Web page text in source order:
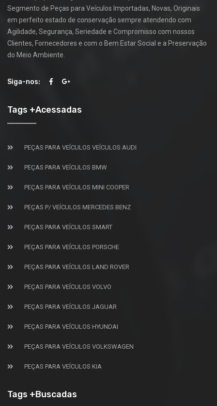
Segmento de Peças para Veículos Importadas, Novas, Originais
em perfeito estado de conservação sempre atendendo com
Agilidade, Segurança, Seriedade e Compromisso com nossos
Clientes, Fornecedores e com o Bem Estar Social e a Preservação
do Meio Ambiente.
Siga-nos:
Tags +Acessadas
PEÇAS PARA VEÍCULOS VEÍCULOS AUDI
PEÇAS PARA VEÍCULOS BMW
PEÇAS PARA VEÍCULOS MINI COOPER
PEÇAS P/ VEÍCULOS MERCEDES BENZ
PEÇAS PARA VEÍCULOS SMART
PEÇAS PARA VEÍCULOS PORSCHE
PEÇAS PARA VEÍCULOS LAND ROVER
PEÇAS PARA VEÍCULOS VOLVO
PEÇAS PARA VEÍCULOS JAGUAR
PEÇAS PARA VEÍCULOS HYUNDAI
PEÇAS PARA VEÍCULOS VOLKSWAGEN
PEÇAS PARA VEÍCULOS KIA
Tags +Buscadas